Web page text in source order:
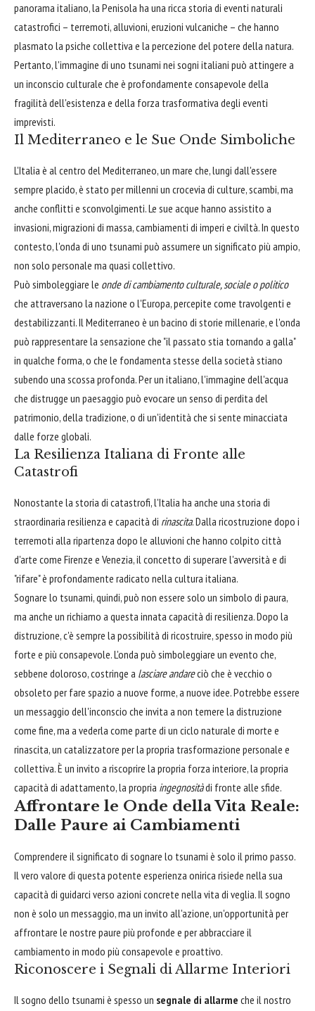
panorama italiano, la Penisola ha una ricca storia di eventi naturali
catastrofici – terremoti, alluvioni, eruzioni vulcaniche – che hanno
plasmato la psiche collettiva e la percezione del potere della natura.
Pertanto, l'immagine di uno tsunami nei sogni italiani può attingere a
un inconscio culturale che è profondamente consapevole della
fragilità dell'esistenza e della forza trasformativa degli eventi
imprevisti.
Il Mediterraneo e le Sue Onde Simboliche
L'Italia è al centro del Mediterraneo, un mare che, lungi dall'essere
sempre placido, è stato per millenni un crocevia di culture, scambi, ma
anche conflitti e sconvolgimenti. Le sue acque hanno assistito a
invasioni, migrazioni di massa, cambiamenti di imperi e civiltà. In questo
contesto, l'onda di uno tsunami può assumere un significato più ampio,
non solo personale ma quasi collettivo.
Può simboleggiare le onde di cambiamento culturale, sociale o politico
che attraversano la nazione o l'Europa, percepite come travolgenti e
destabilizzanti. Il Mediterraneo è un bacino di storie millenarie, e l'onda
può rappresentare la sensazione che "il passato stia tornando a galla"
in qualche forma, o che le fondamenta stesse della società stiano
subendo una scossa profonda. Per un italiano, l'immagine dell'acqua
che distrugge un paesaggio può evocare un senso di perdita del
patrimonio, della tradizione, o di un'identità che si sente minacciata
dalle forze globali.
La Resilienza Italiana di Fronte alle
Catastrofi
Nonostante la storia di catastrofi, l'Italia ha anche una storia di
straordinaria resilienza e capacità di rinascita. Dalla ricostruzione dopo i
terremoti alla ripartenza dopo le alluvioni che hanno colpito città
d'arte come Firenze e Venezia, il concetto di superare l'avversità e di
"rifare" è profondamente radicato nella cultura italiana.
Sognare lo tsunami, quindi, può non essere solo un simbolo di paura,
ma anche un richiamo a questa innata capacità di resilienza. Dopo la
distruzione, c'è sempre la possibilità di ricostruire, spesso in modo più
forte e più consapevole. L'onda può simboleggiare un evento che,
sebbene doloroso, costringe a lasciare andareciò che è vecchio o
obsoleto per fare spazio a nuove forme, a nuove idee. Potrebbe essere
un messaggio dell'inconscio che invita a non temere la distruzione
come fine, ma a vederla come parte di un ciclo naturale di morte e
rinascita, un catalizzatore per la propria trasformazione personale e
collettiva. È un invito a riscoprire la propria forza interiore, la propria
capacità di adattamento, la propria ingegnositàdi fronte alle sfide.
Affrontare le Onde della Vita Reale:
Dalle Paure ai Cambiamenti
Comprendere il significato di sognare lo tsunami è solo il primo passo.
Il vero valore di questa potente esperienza onirica risiede nella sua
capacità di guidarci verso azioni concrete nella vita di veglia. Il sogno
non è solo un messaggio, ma un invito all'azione, un'opportunità per
affrontare le nostre paure più profonde e per abbracciare il
cambiamento in modo più consapevole e proattivo.
Riconoscere i Segnali di Allarme Interiori
Il sogno dello tsunami è spesso un segnale di allarme che il nostro